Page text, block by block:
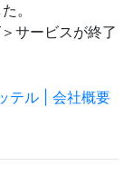
。
サービスが終了
テル | 会社概要